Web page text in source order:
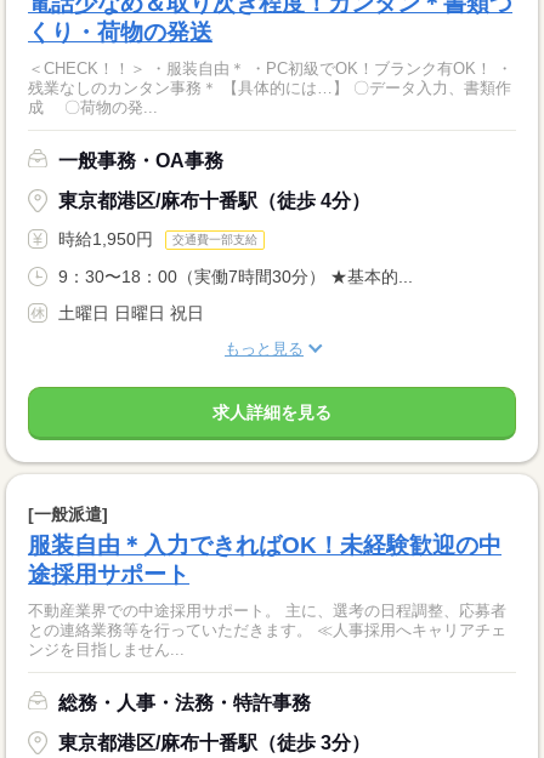
くり・荷物の発送
＜CHECK！！＞ ・服装自由＊ ・PC初級でOK！ブランク有OK！ ・
残業なしのカンタン事務＊ 【具体的には…】 〇データ入力、書類作
成 〇荷物の発...
一般事務・OA事務
東京都港区/麻布十番駅（徒歩 4分）
時給1,950円 交通費一部支給
9：30〜18：00（実働7時間30分） ★基本的...
土曜日 日曜日 祝日
もっと見る
求人詳細を見る
[一般派遣]
服装自由＊入力できればOK！未経験歓迎の中
途採用サポート
不動産業界での中途採用サポート。 主に、選考の日程調整、応募者
との連絡業務等を行っていただきます。 ≪人事採用へキャリアチェ
ンジを目指しません...
総務・人事・法務・特許事務
東京都港区/麻布十番駅（徒歩 3分）